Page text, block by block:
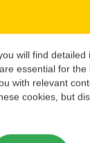
will find
essential for
with relevant
cookies, but